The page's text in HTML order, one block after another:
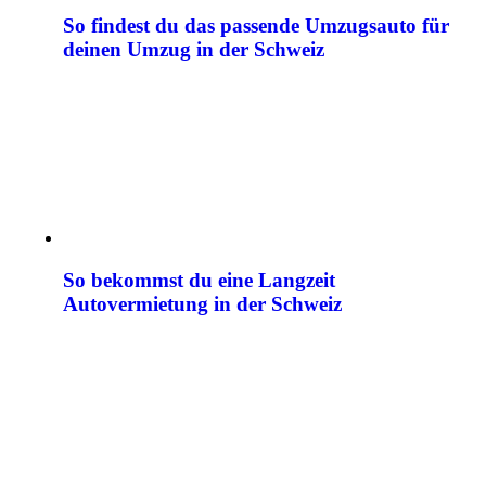
So findest du das passende Umzugsauto für
deinen Umzug in der Schweiz
So bekommst du eine Langzeit
Autovermietung in der Schweiz